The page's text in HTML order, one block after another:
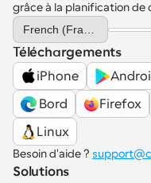
grâce à la planification de
Select Language
Téléchargements
iPhone
Bord
Firefox
Linux
Besoin d'aide ?
Solutions